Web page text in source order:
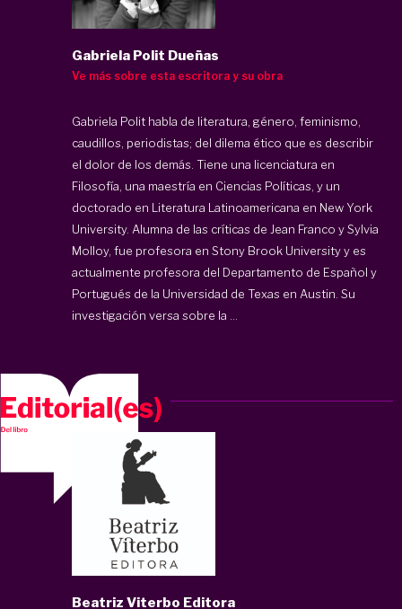
Gabriela Polit Dueñas
Ve más sobre esta escritora y su obra
Gabriela Polit habla de literatura, género, feminismo,
caudillos, periodistas; del dilema ético que es describir
el dolor de los demás. Tiene una licenciatura en
Filosofía, una maestría en Ciencias Políticas, y un
doctorado en Literatura Latinoamericana en New York
University. Alumna de las críticas de Jean Franco y Sylvia
Molloy, fue profesora en Stony Brook University y es
actualmente profesora del Departamento de Español y
Portugués de la Universidad de Texas en Austin. Su
investigación versa sobre la ...
Beatriz Viterbo Editora